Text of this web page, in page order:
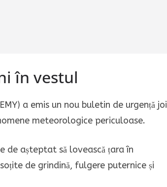
în vestul
a emis un nou buletin de urgență joi
meteorologice periculoase.
de așteptat să lovească țara în
de grindină, fulgere puternice și